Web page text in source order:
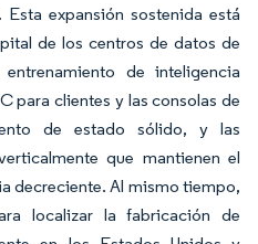
Esta expansión sostenida está
de los centros de datos de
de inteligencia
para clientes y las consolas de
de estado sólido, y las
que mantienen el
decreciente. Al mismo tiempo,
localizar la fabricación de